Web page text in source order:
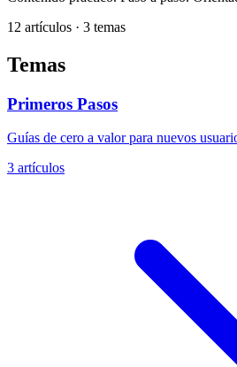
12 artículos · 3 temas
Temas
Primeros Pasos
Guías de cero a valor para nuevos
3 artículos